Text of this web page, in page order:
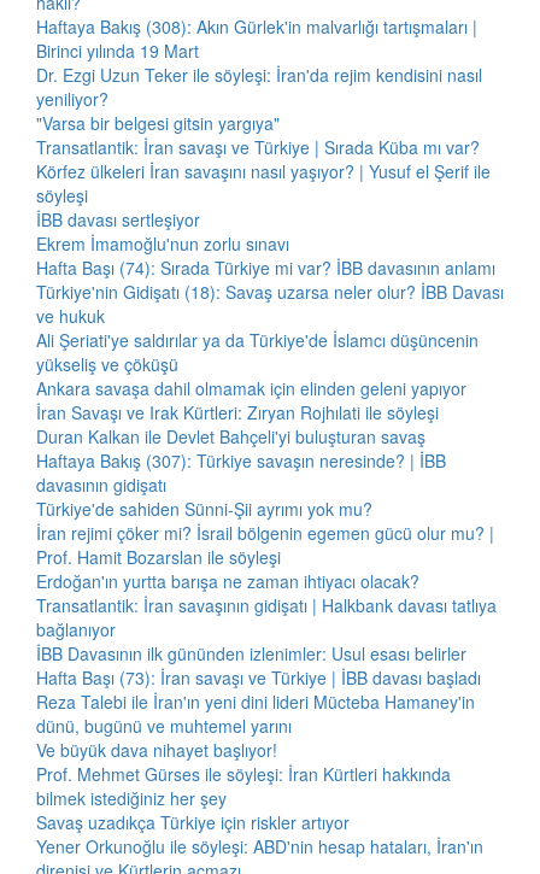
Haftaya Bakış (308): Akın Gürlek'in malvarlığı tartışmaları |
Birinci yılında 19 Mart
Dr. Ezgi Uzun Teker ile söyleşi: İran'da rejim kendisini nasıl
yeniliyor?
"Varsa bir belgesi gitsin yargıya"
Transatlantik: İran savaşı ve Türkiye | Sırada Küba mı var?
Körfez ülkeleri İran savaşını nasıl yaşıyor? | Yusuf el Şerif ile
söyleşi
İBB davası sertleşiyor
Ekrem İmamoğlu'nun zorlu sınavı
Hafta Başı (74): Sırada Türkiye mi var? İBB davasının anlamı
Türkiye'nin Gidişatı (18): Savaş uzarsa neler olur? İBB Davası
ve hukuk
Ali Şeriati'ye saldırılar ya da Türkiye'de İslamcı düşüncenin
yükseliş ve çöküşü
Ankara savaşa dahil olmamak için elinden geleni yapıyor
İran Savaşı ve Irak Kürtleri: Zıryan Rojhılati ile söyleşi
Duran Kalkan ile Devlet Bahçeli'yi buluşturan savaş
Haftaya Bakış (307): Türkiye savaşın neresinde? | İBB
davasının gidişatı
Türkiye'de sahiden Sünni-Şii ayrımı yok mu?
İran rejimi çöker mi? İsrail bölgenin egemen gücü olur mu? |
Prof. Hamit Bozarslan ile söyleşi
Erdoğan'ın yurtta barışa ne zaman ihtiyacı olacak?
Transatlantik: İran savaşının gidişatı | Halkbank davası tatlıya
bağlanıyor
İBB Davasının ilk gününden izlenimler: Usul esası belirler
Hafta Başı (73): İran savaşı ve Türkiye | İBB davası başladı
Reza Talebi ile İran'ın yeni dini lideri Mücteba Hamaney'in
dünü, bugünü ve muhtemel yarını
Ve büyük dava nihayet başlıyor!
Prof. Mehmet Gürses ile söyleşi: İran Kürtleri hakkında
bilmek istediğiniz her şey
Savaş uzadıkça Türkiye için riskler artıyor
Yener Orkunoğlu ile söyleşi: ABD'nin hesap hataları, İran'ın